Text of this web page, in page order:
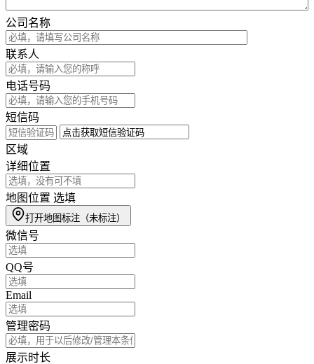
公司名称
联系人
电话号码
短信码
区域
详细位置
地图位置 选填
打开地图标注 （未标注）
微信号
QQ号
Email
管理密码
展示时长